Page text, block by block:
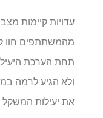
תחת הערכת
את יעילות המשקל